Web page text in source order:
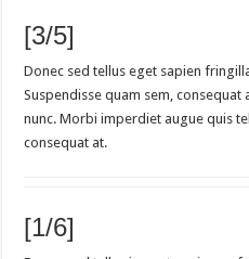
[3/5]
Donec sed tellus eget sapien
Suspendisse quam sem,
nunc. Morbi imperdiet augue quis
consequat at.
[1/6]